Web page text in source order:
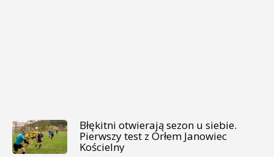
Błękitni otwierają sezon u siebie.
Pierwszy test z Orłem Janowiec
Kościelny